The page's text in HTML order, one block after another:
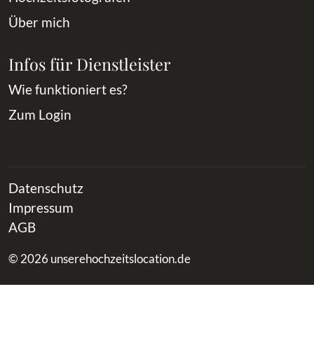
Über mich
Infos für Dienstleister
Wie funktioniert es?
Zum Login
Datenschutz
Impressum
AGB
© 2026 unserehochzeitslocation.de